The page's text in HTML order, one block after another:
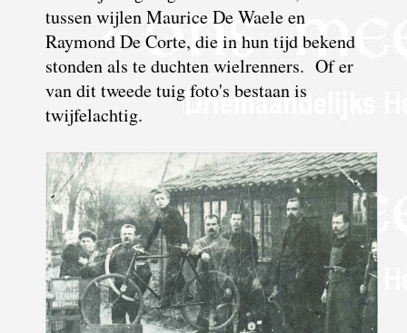
tussen wijlen Maurice De Waele en
Raymond De Corte, die in hun tijd bekend
stonden als te duchten wielrenners. Of er
van dit tweede tuig foto's bestaan is
twijfelachtig.